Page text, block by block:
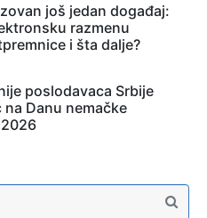
još jedan događaj:
razmenu
i šta dalje?
poslodavaca Srbije
na Danu nemačke